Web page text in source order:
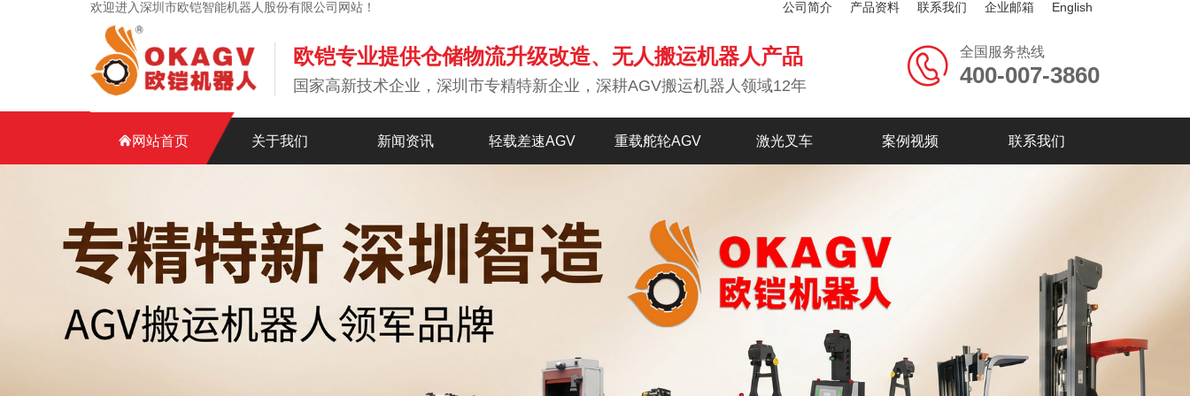
欢迎进入深圳市欧铠智能机器人股份有限公司网站！ 公司简介 产品资料 联系我们 企业邮箱 English
欧铠专业提供仓储物流升级改造、无人搬运机器人产品
国家高新技术企业，深圳市专精特新企业，深耕AGV搬运机器人领域12年
全国服务热线
400-007-3860
网站首页 关于我们 新闻资讯 轻载差速AGV 重载舵轮AGV 激光叉车 案例视频 联系我们